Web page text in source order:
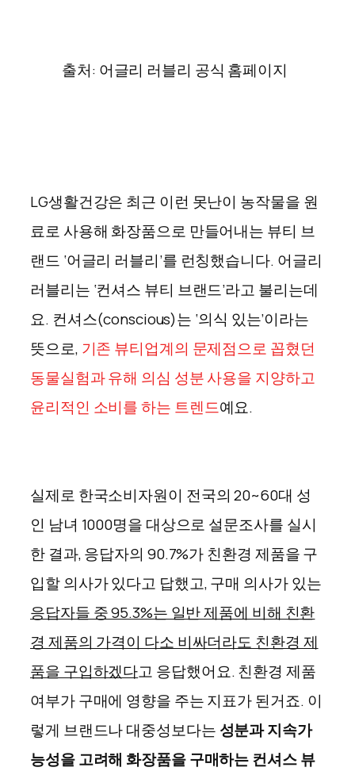
출처: 어글리 러블리 공식 홈페이지
LG생활건강은 최근 이런 못난이 농작물을 원
료로 사용해 화장품으로 만들어내는 뷰티 브
랜드 ‘어글리 러블리’를 런칭했습니다. 어글리
러블리는 ‘컨셔스 뷰티 브랜드’라고 불리는데
요. 컨셔스(conscious)는 ‘의식 있는’이라는
뜻으로, 기존 뷰티업계의 문제점으로 꼽혔던
동물실험과 유해 의심 성분 사용을 지양하고
윤리적인 소비를 하는 트렌드예요.
실제로 한국소비자원이 전국의 20~60대 성
인 남녀 1000명을 대상으로 설문조사를 실시
한 결과, 응답자의 90.7%가 친환경 제품을 구
입할 의사가 있다고 답했고, 구매 의사가 있는
응답자들 중 95.3%는 일반 제품에 비해 친환
경 제품의 가격이 다소 비싸더라도 친환경 제
품을 구입하겠다고 응답했어요. 친환경 제품
여부가 구매에 영향을 주는 지표가 된거죠. 이
렇게 브랜드나 대중성보다는 성분과 지속가
능성을 고려해 화장품을 구매하는 컨셔스 뷰